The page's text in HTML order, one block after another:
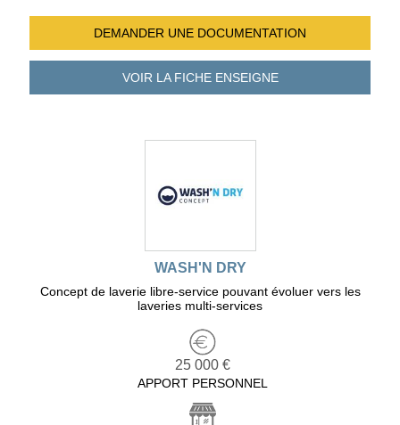
DEMANDER UNE DOCUMENTATION
VOIR LA FICHEENSEIGNE
WASH'N DRY
Concept de laverie libre-service pouvant évoluer vers les
laveries multi-services
25 000 €
APPORT PERSONNEL